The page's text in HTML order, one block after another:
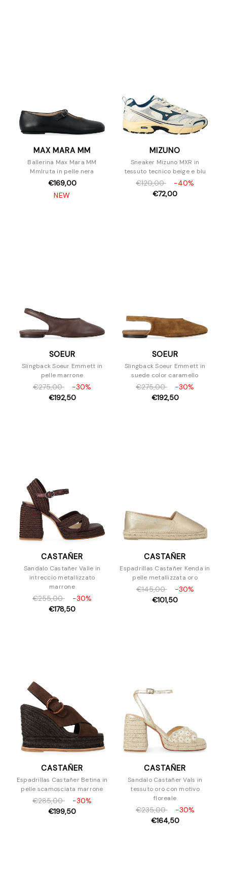
MAX MARA MM
Ballerina Max Mara MM
Mmlruta in pelle nera
€169,00
NEW
MIZUNO
Sneaker Mizuno MXR in
tessuto tecnico beige e blu
€120,00
-40%
€72,00
SOEUR
Slingback Soeur Emmett in
pelle marrone
€275,00
-30%
€192,50
SOEUR
Slingback Soeur Emmett in
suede color caramello
€275,00
-30%
€192,50
CASTAÑER
Sandalo Castañer Valle in
intreccio metallizzato
marrone
€255,00
-30%
€178,50
CASTAÑER
Espadrillas Castañer Kenda in
pelle metallizzata oro
€145,00
-30%
€101,50
CASTAÑER
Espadrillas Castañer Betina in
pelle scamosciata marrone
€285,00
-30%
€199,50
CASTAÑER
Sandalo Castañer Vals in
tessuto oro con motivo
floreale
€235,00
-30%
€164,50